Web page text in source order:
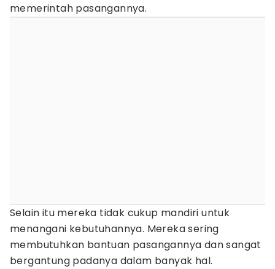
memerintah pasangannya.
Selain itu mereka tidak cukup mandiri untuk
menangani kebutuhannya. Mereka sering
membutuhkan bantuan pasangannya dan sangat
bergantung padanya dalam banyak hal.